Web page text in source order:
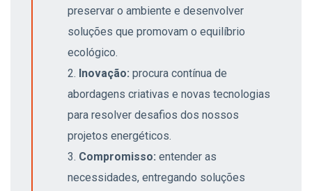
preservar o ambiente e desenvolver
soluções que promovam o equilíbrio
ecológico.
Inovação: procura contínua de
abordagens criativas e novas tecnologias
para resolver desafios dos nossos
projetos energéticos.
Compromisso: entender as
necessidades, entregando soluções